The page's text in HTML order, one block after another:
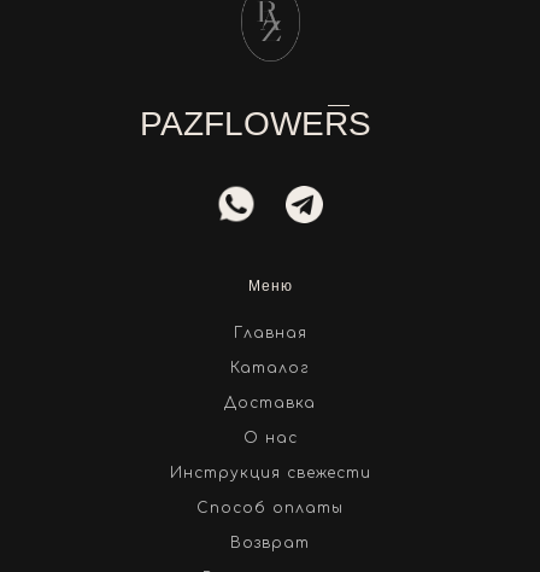
PAZFLOWERS
Меню
Главная
Каталог
Доставка
О нас
Инструкция свежести
Способ оплаты
Возврат